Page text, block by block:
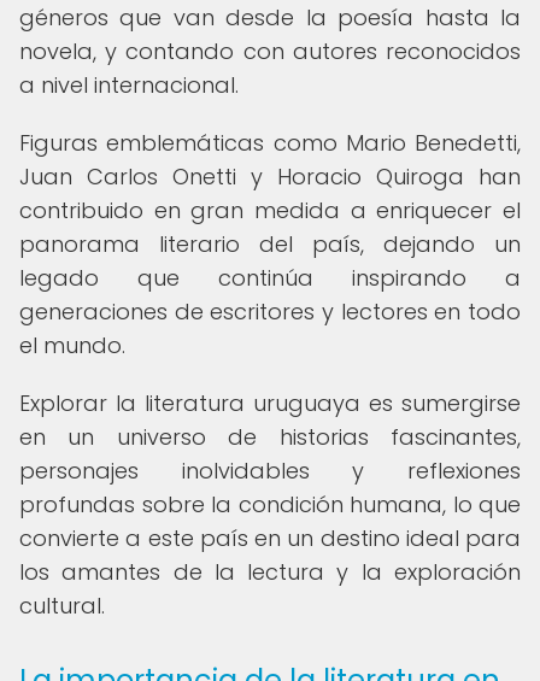
géneros que van desde la poesía hasta la
novela, y contando con autores reconocidos
a nivel internacional.
Figuras emblemáticas como Mario Benedetti,
Juan Carlos Onetti y Horacio Quiroga han
contribuido en gran medida a enriquecer el
panorama literario del país, dejando un
legado que continúa inspirando a
generaciones de escritores y lectores en todo
el mundo.
Explorar la literatura uruguaya es sumergirse
en un universo de historias fascinantes,
personajes inolvidables y reflexiones
profundas sobre la condición humana, lo que
convierte a este país en un destino ideal para
los amantes de la lectura y la exploración
cultural.